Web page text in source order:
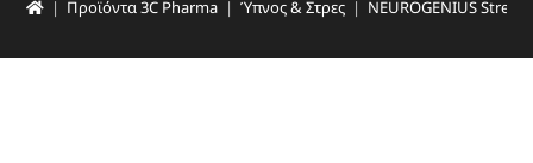
| Προϊόντα 3C Pharma | Ύπνος & Στρες | NEUROGENIUS